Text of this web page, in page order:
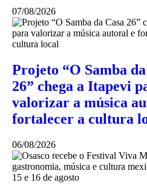
07/08/2026
Projeto “O Samba da
26” chega a Itapevi
valorizar a música
fortalecer a cultura
06/08/2026